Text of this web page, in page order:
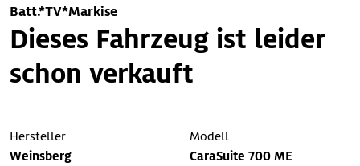
Batt.*TV*Markise
Dieses Fahrzeug ist leider
schon verkauft
Hersteller
Weinsberg
Modell
CaraSuite 700 ME